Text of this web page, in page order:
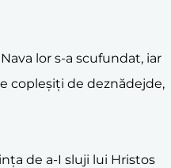
lor s-a scufundat, iar
copleșiți de deznădejde,
de a-I sluji lui Hristos